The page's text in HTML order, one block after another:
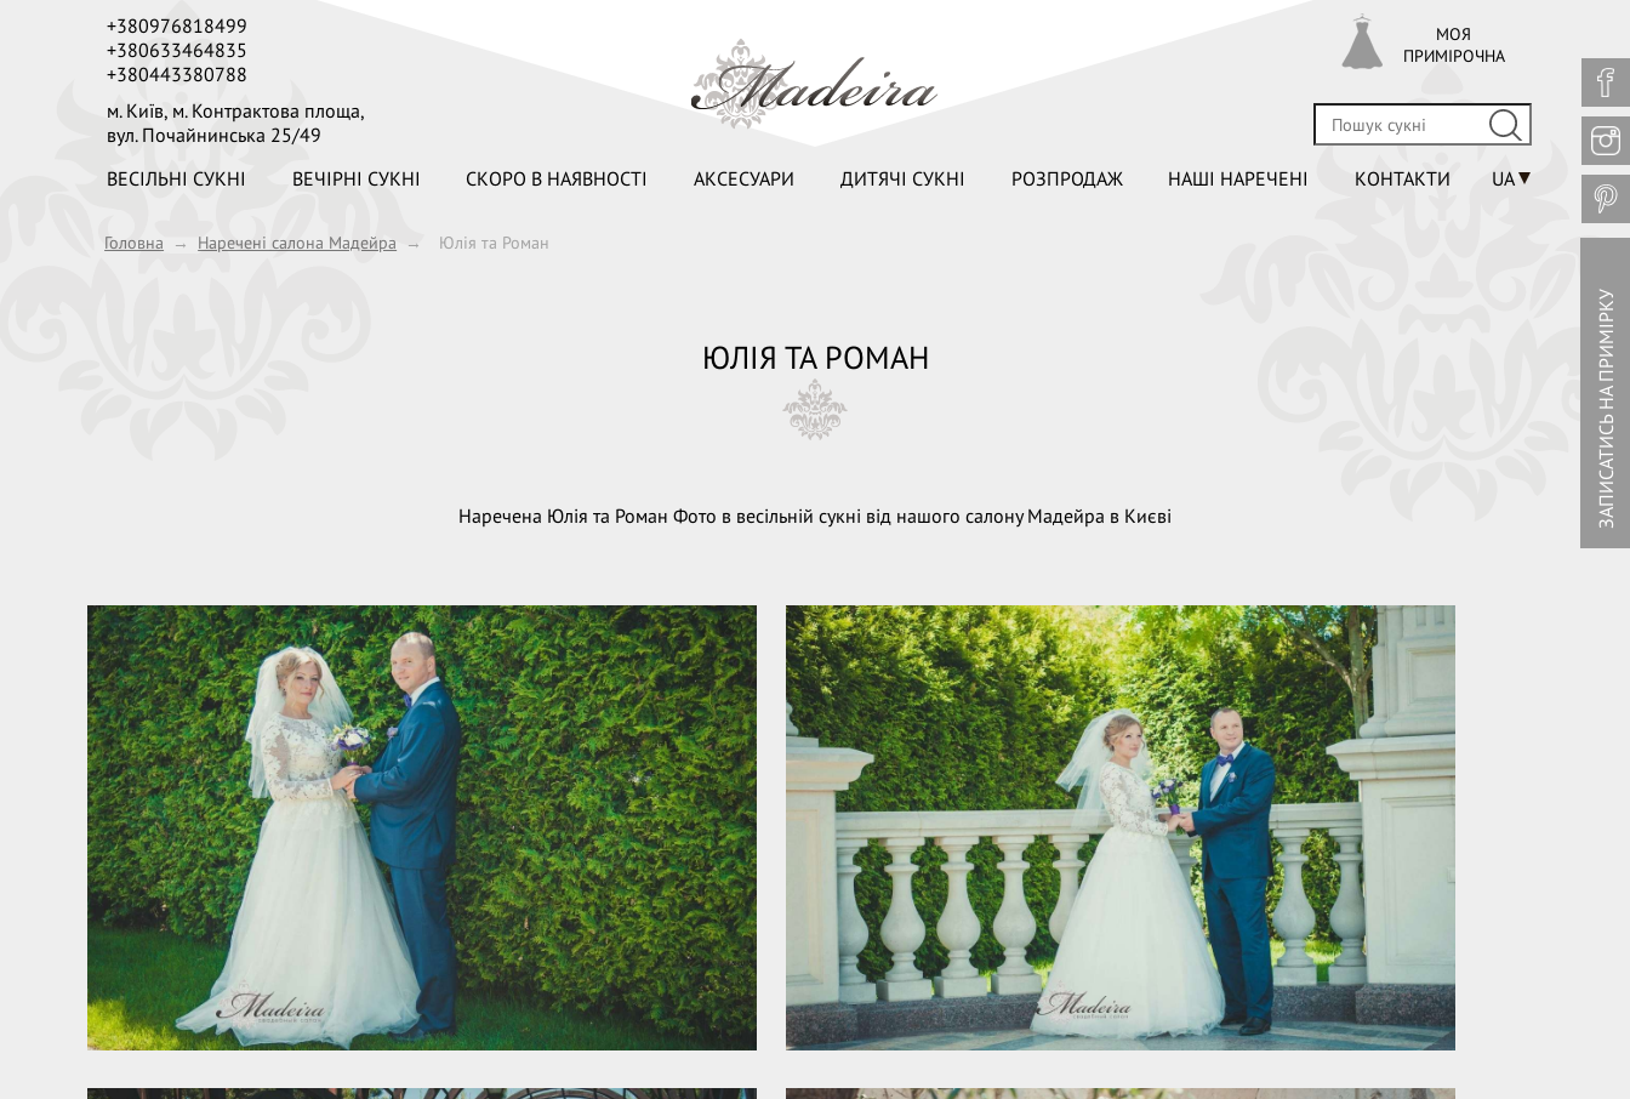
+380976818499
+380633464835
+380443380788
м. Київ, м. Контрактова площа,
вул. Почайнинська 25/49
МОЯ
ПРИМІРОЧНА
ВЕСІЛЬНІ СУКНІ ВЕЧІРНІ СУКНІ СКОРО В НАЯВНОСТІ АКСЕСУАРИ ДИТЯЧІ СУКНІ РОЗПРОДАЖ НАШІ НАРЕЧЕНІ КОНТАКТИ UA
ЗАПИСАТИСЬ НА ПРИМІРКУ
Головна → Наречені салона Мадейра → Юлія та Роман
ЮЛІЯ ТА РОМАН
Наречена Юлія та Роман Фото в весільній сукні від нашого салону Мадейра в Києві